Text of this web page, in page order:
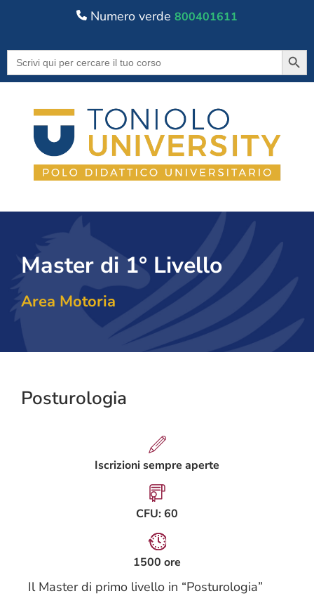
Numero verde 800401611
Search
for:
Master di 1° Livello
Area Motoria
Posturologia
Iscrizioni sempre aperte
CFU: 60
1500 ore
Il Master di primo livello in “Posturologia”